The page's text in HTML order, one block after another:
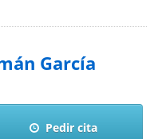
García
Pedir cita